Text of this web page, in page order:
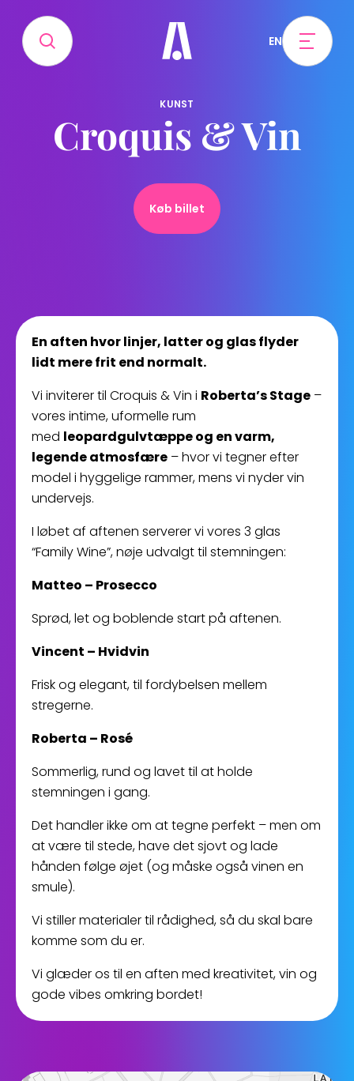
EN
KUNST
Croquis & Vin
Køb billet
En aften hvor linjer, latter og glas flyder
lidt mere frit end normalt.
Vi inviterer til Croquis & Vin i Roberta’s Stage –
vores intime, uformelle rum
med leopardgulvtæppe og en varm,
legende atmosfære – hvor vi tegner efter
model i hyggelige rammer, mens vi nyder vin
undervejs.
I løbet af aftenen serverer vi vores 3 glas
“Family Wine”, nøje udvalgt til stemningen:
Matteo – Prosecco
Sprød, let og boblende start på aftenen.
Vincent – Hvidvin
Frisk og elegant, til fordybelsen mellem
stregerne.
Roberta – Rosé
Sommerlig, rund og lavet til at holde
stemningen i gang.
Det handler ikke om at tegne perfekt – men om
at være til stede, have det sjovt og lade
hånden følge øjet (og måske også vinen en
smule).
Vi stiller materialer til rådighed, så du skal bare
komme som du er.
Vi glæder os til en aften med kreativitet, vin og
gode vibes omkring bordet!